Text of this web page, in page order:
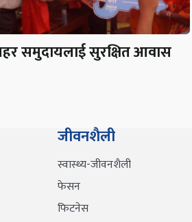
समुदायलाई सुरक्षित आवास
जीवनशैली
स्वास्थ्य-जीवनशैली
फेसन
फिटनेस